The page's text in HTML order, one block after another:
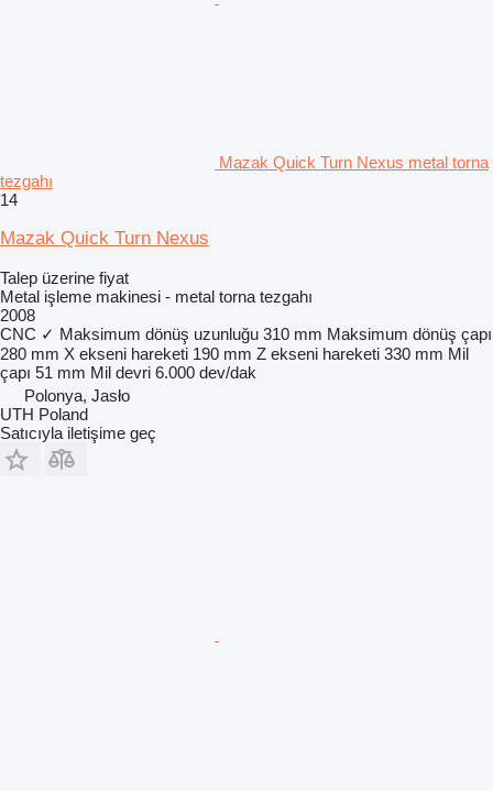
Mazak Quick Turn Nexus metal torna
tezgahı
14
Mazak Quick Turn Nexus
Talep üzerine fiyat
Metal işleme makinesi - metal torna tezgahı
2008
CNC ✓ Maksimum dönüş uzunluğu 310 mm Maksimum dönüş çapı
280 mm X ekseni hareketi 190 mm Z ekseni hareketi 330 mm Mil
çapı 51 mm Mil devri 6.000 dev/dak
Polonya, Jasło
UTH Poland
Satıcıyla iletişime geç